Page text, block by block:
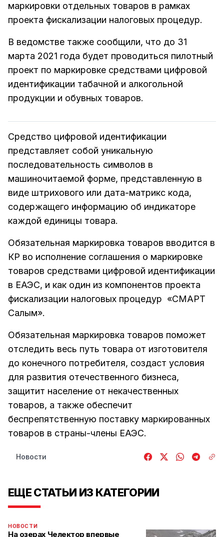
маркировки отдельных товаров в рамках
проекта фискализации налоговых процедур.
В ведомстве также сообщили, что до 31
марта 2021 года будет проводиться пилотный
проект по маркировке средствами цифровой
идентификации табачной и алкогольной
продукции и обувных товаров.
Средство цифровой идентификации
представляет собой уникальную
последовательность символов в
машиночитаемой форме, представленную в
виде штрихового или дата-матрикс кода,
содержащего информацию об индикаторе
каждой единицы товара.
Обязательная маркировка товаров вводится в
КР во исполнение соглашения о маркировке
товаров средствами цифровой идентификации
в ЕАЭС, и как один из компонентов проекта
фискализации налоговых процедур «СМАРТ
Салым».
Обязательная маркировка товаров поможет
отследить весь путь товара от изготовителя
до конечного потребителя, создаст условия
для развития отечественного бизнеса,
защитит население от некачественных
товаров, а также обеспечит
беспрепятственную поставку маркированных
товаров в страны-члены ЕАЭС.
Новости
ЕЩЕ СТАТЬИ ИЗ КАТЕГОРИИ
НОВОСТИ
На озерах Челектор впервые